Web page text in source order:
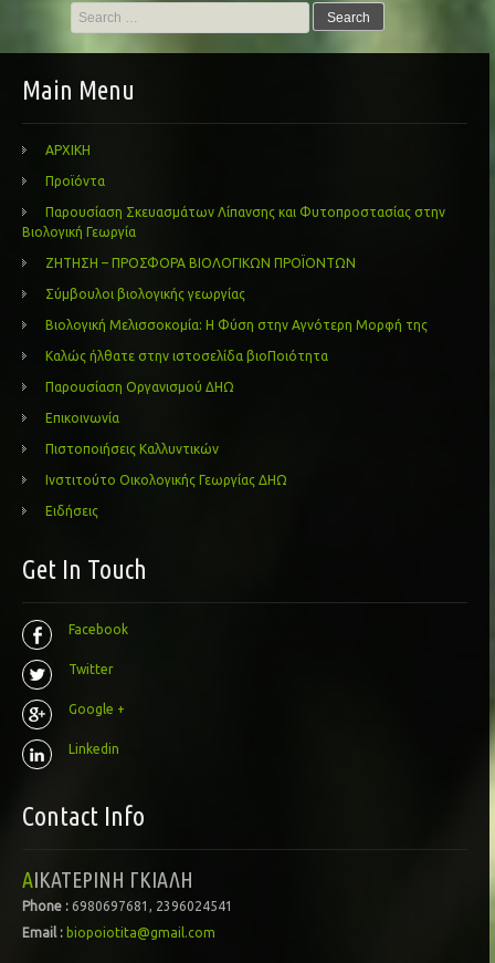
Search
for:
Main Menu
ΑΡΧΙΚΗ
Προϊόντα
Παρουσίαση Σκευασμάτων Λίπανσης και Φυτοπροστασίας στην
Βιολογική Γεωργία
ΖΗΤΗΣΗ – ΠΡΟΣΦΟΡΑ ΒΙΟΛΟΓΙΚΩΝ ΠΡΟΪΟΝΤΩΝ
Σύμβουλοι βιολογικής γεωργίας
Βιολογική Μελισσοκομία: Η Φύση στην Αγνότερη Μορφή της
Καλώς ήλθατε στην ιστοσελίδα βιοΠοιότητα
Παρουσίαση Οργανισμού ΔΗΩ
Επικοινωνία
Πιστοποιήσεις Καλλυντικών
Ινστιτούτο Οικολογικής Γεωργίας ΔΗΩ
Ειδήσεις
Get In Touch
Facebook
Twitter
Google +
Linkedin
Contact Info
ΑΙΚΑΤΕΡΙΝΗ ΓΚΙΑΛΗ
Phone : 6980697681, 2396024541
Email : biopoiotita@gmail.com